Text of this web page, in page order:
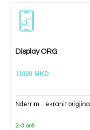
Display ORG
11000 MKD
Ndërrimi i ekranit origjinal
2-3 orë